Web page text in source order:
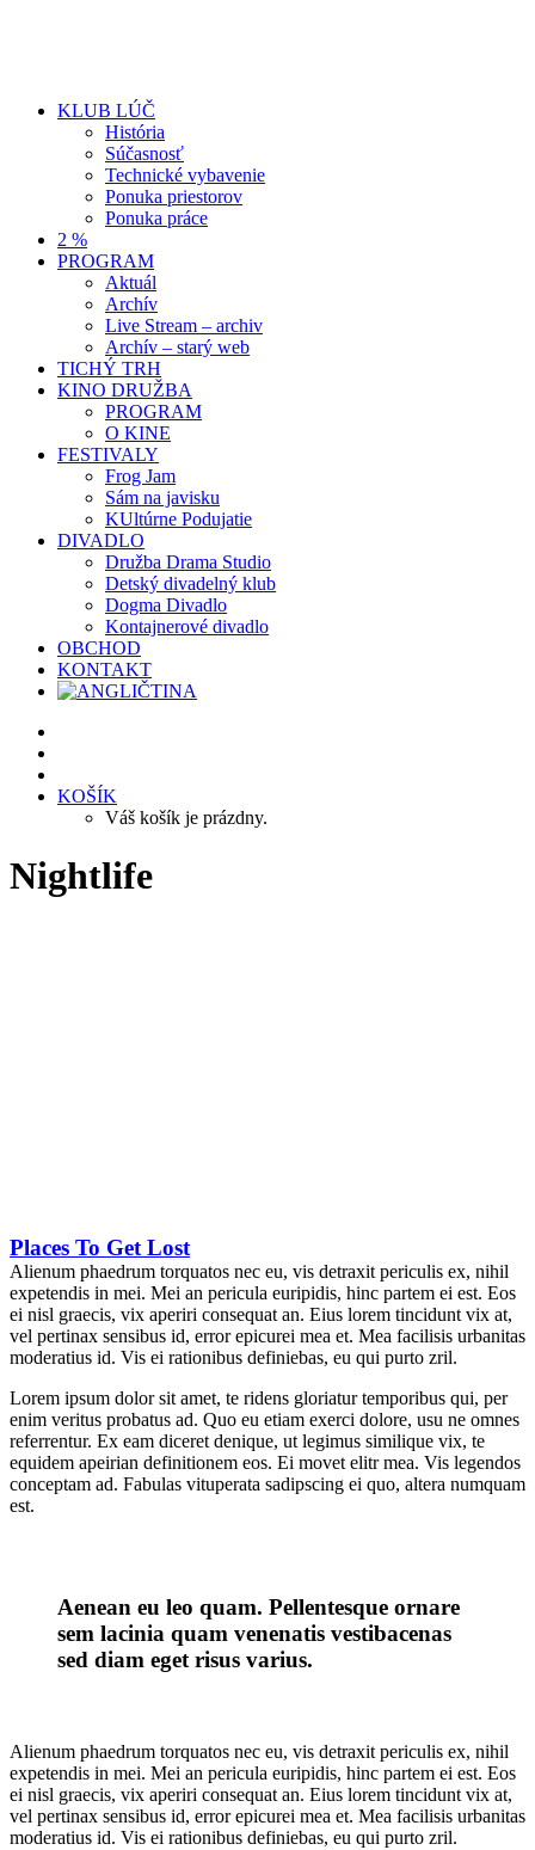
KLUB LÚČ
História
Súčasnosť
Technické vybavenie
Ponuka priestorov
Ponuka práce
2 %
PROGRAM
Aktuál
Archív
Live Stream – archiv
Archív – starý web
TICHÝ TRH
KINO DRUŽBA
PROGRAM
O KINE
FESTIVALY
Frog Jam
Sám na javisku
KUltúrne Podujatie
DIVADLO
Družba Drama Studio
Detský divadelný klub
Dogma Divadlo
Kontajnerové divadlo
OBCHOD
KONTAKT
KOŠÍK
Váš košík je prázdny.
Nightlife
Places To Get Lost
Alienum phaedrum torquatos nec eu, vis detraxit periculis ex, nihil
expetendis in mei. Mei an pericula euripidis, hinc partem ei est. Eos
ei nisl graecis, vix aperiri consequat an. Eius lorem tincidunt vix at,
vel pertinax sensibus id, error epicurei mea et. Mea facilisis urbanitas
moderatius id. Vis ei rationibus definiebas, eu qui purto zril.
Lorem ipsum dolor sit amet, te ridens gloriatur temporibus qui, per
enim veritus probatus ad. Quo eu etiam exerci dolore, usu ne omnes
referrentur. Ex eam diceret denique, ut legimus similique vix, te
equidem apeirian definitionem eos. Ei movet elitr mea. Vis legendos
conceptam ad. Fabulas vituperata sadipscing ei quo, altera numquam
est.
Aenean eu leo quam. Pellentesque ornare
sem lacinia quam venenatis vestibacenas
sed diam eget risus varius.
Alienum phaedrum torquatos nec eu, vis detraxit periculis ex, nihil
expetendis in mei. Mei an pericula euripidis, hinc partem ei est. Eos
ei nisl graecis, vix aperiri consequat an. Eius lorem tincidunt vix at,
vel pertinax sensibus id, error epicurei mea et. Mea facilisis urbanitas
moderatius id. Vis ei rationibus definiebas, eu qui purto zril.